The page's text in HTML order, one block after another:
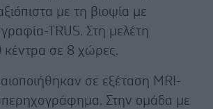
με τη βιοψία με
ΤRUS. Στη μελέτη
κέντρα σε 8 χώρες.
σε εξέταση MRI-
Στην ομάδα με